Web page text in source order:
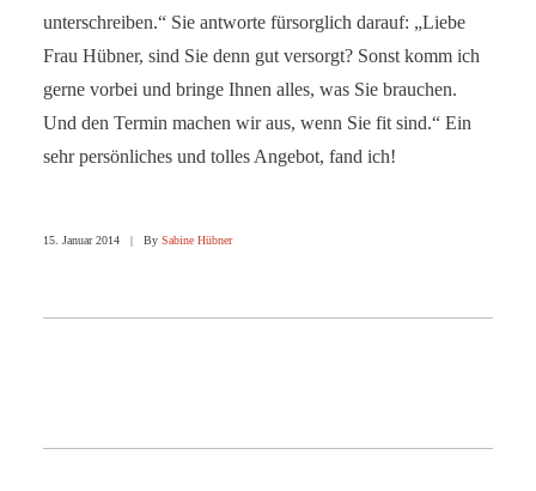
unterschreiben.“ Sie antworte fürsorglich darauf: „Liebe
Frau Hübner, sind Sie denn gut versorgt? Sonst komm ich
gerne vorbei und bringe Ihnen alles, was Sie brauchen.
Und den Termin machen wir aus, wenn Sie fit sind.“ Ein
sehr persönliches und tolles Angebot, fand ich!
15. Januar 2014 | By Sabine Hübner